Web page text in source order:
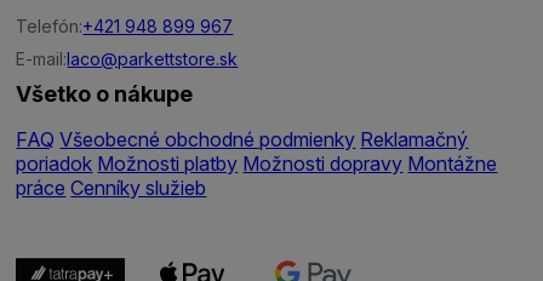
Telefón:+421 948 899 967
E-mail:laco@parkettstore.sk
Všetko o nákupe
FAQ Všeobecné obchodné podmienky Reklamačný
poriadok Možnosti platby Možnosti dopravy Montážne
práce Cenníky služieb